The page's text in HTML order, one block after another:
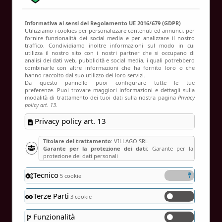
Verifica disponibilità
Home Verifica disponibilità
Informativa ai sensi del Regolamento UE 2016/679 (GDPR)
Utilizziamo i cookies per personalizzare contenuti ed annunci, per
fornire funzionalità dei social media e per analizzare il nostro
traffico. Condividiamo inoltre informazioni sul modo in cui
utilizza il nostro sito con i nostri partner che si occupano di
analisi dei dati web, pubblicità e social media, i quali potrebbero
combinarle con altre informazioni che ha fornito loro o che
hanno raccolto dal suo utilizzo dei loro servizi.
Da questo pannello puoi configurare tutte le tue
preferenze. Puoi trovare maggiori informazioni e dettagli sulla
modalità di trattamento dei tuoi dati sulla nostra paginaPrivacy
policy art. 13.
Privacy policy art. 13
Titolare del trattamento: VILLAGO SRL
Garante per la protezione dei dati: Garante per la
protezione dei dati personali
Tecnico5 cookie
Terze Parti 3 cookie
Funzionalità